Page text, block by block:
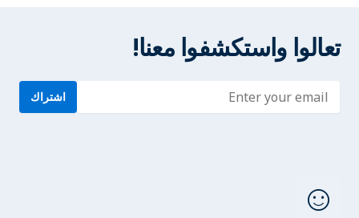
تعالوا واستكشفوا معنا!
Enter address اشتراك
sentiment_satisfied